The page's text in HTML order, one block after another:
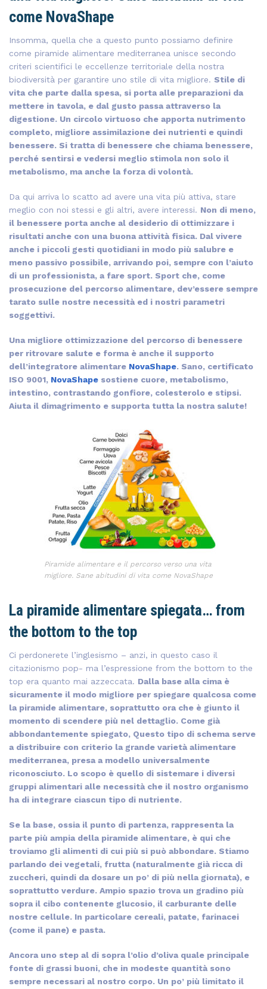
come NovaShape
Insomma, quella che a questo punto possiamo definire
come piramide alimentare mediterranea unisce secondo
criteri scientifici le eccellenze territoriale della nostra
biodiversità per garantire uno stile di vita migliore. Stile di
vita che parte dalla spesa, si porta alle preparazioni da
mettere in tavola, e dal gusto passa attraverso la
digestione. Un circolo virtuoso che apporta nutrimento
completo, migliore assimilazione dei nutrienti e quindi
benessere. Si tratta di benessere che chiama benessere,
perché sentirsi e vedersi meglio stimola non solo il
metabolismo, ma anche la forza di volontà.
Da qui arriva lo scatto ad avere una vita più attiva, stare
meglio con noi stessi e gli altri, avere interessi. Non di meno,
il benessere porta anche al desiderio di ottimizzare i
risultati anche con una buona attività fisica. Dal vivere
anche i piccoli gesti quotidiani in modo più salubre e
meno passivo possibile, arrivando poi, sempre con l’aiuto
di un professionista, a fare sport. Sport che, come
prosecuzione del percorso alimentare, dev’essere sempre
tarato sulle nostre necessità ed i nostri parametri
soggettivi.
Una migliore ottimizzazione del percorso di benessere
per ritrovare salute e forma è anche il supporto
dell’integratore alimentare NovaShape. Sano, certificato
ISO 9001, NovaShape sostiene cuore, metabolismo,
intestino, contrastando gonfiore, colesterolo e stipsi.
Aiuta il dimagrimento e supporta tutta la nostra salute!
Piramide alimentare e il percorso verso una vita
migliore. Sane abitudini di vita come NovaShape
La piramide alimentare spiegata… from
the bottom to the top
Ci perdonerete l’inglesismo – anzi, in questo caso il
citazionismo pop- ma l’espressione from the bottom to the
top era quanto mai azzeccata. Dalla base alla cima è
sicuramente il modo migliore per spiegare qualcosa come
la piramide alimentare, soprattutto ora che è giunto il
momento di scendere più nel dettaglio. Come già
abbondantemente spiegato, Questo tipo di schema serve
a distribuire con criterio la grande varietà alimentare
mediterranea, presa a modello universalmente
riconosciuto. Lo scopo è quello di sistemare i diversi
gruppi alimentari alle necessità che il nostro organismo
ha di integrare ciascun tipo di nutriente.
Se la base, ossia il punto di partenza, rappresenta la
parte più ampia della piramide alimentare, è qui che
troviamo gli alimenti di cui più si può abbondare. Stiamo
parlando dei vegetali, frutta (naturalmente già ricca di
zuccheri, quindi da dosare un po’ di più nella giornata), e
soprattutto verdure. Ampio spazio trova un gradino più
sopra il cibo contenente glucosio, il carburante delle
nostre cellule. In particolare cereali, patate, farinacei
(come il pane) e pasta.
Ancora uno step al di sopra l’olio d’oliva quale principale
fonte di grassi buoni, che in modeste quantità sono
sempre necessari al nostro corpo. Un po’ più limitato il